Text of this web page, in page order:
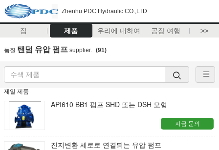
Zhenhu PDC Hydraulic CO.,LTD
집 제품 우리에 대하여 공장 여행 >>
품질 탠덤 유압 펌프 supplier. (91)
제일 제품
API610 BB1 펌프 SHD 또는 DSH 모형
지금 문의
진지변환 세로로 연결되는 유압 펌프